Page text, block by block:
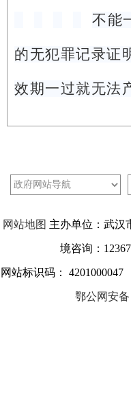
不能
的无犯罪记录证
效期一过就无法
网站地图 主办单位：武
境咨询：
网站标识码：
鄂公网安备